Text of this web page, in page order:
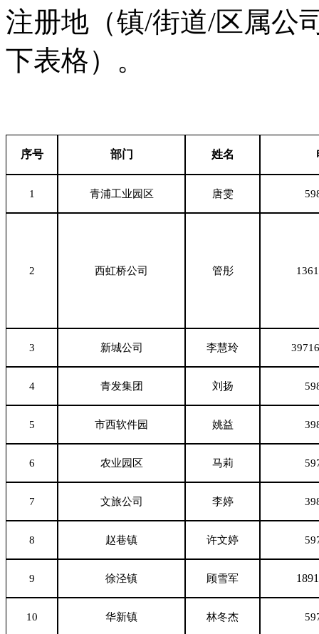
注册地（镇/街道/区属公
下表格）。
序号 部门 姓名
1 青浦工业园区 唐雯
2 西虹桥公司 管彤
3 新城公司 李慧玲
4 青发集团 刘扬
5 市西软件园 姚益
6 农业园区 马莉
7 文旅公司 李婷
8 赵巷镇 许文婷
9 徐泾镇 顾雪军
10 华新镇 林冬杰